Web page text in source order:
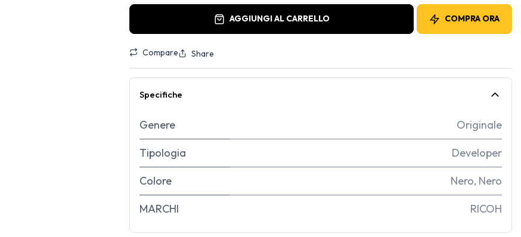
AGGIUNGI AL CARRELLO COMPRA ORA
Compare Share
Specifiche
Genere Originale
Tipologia Developer
Colore Nero, Nero
MARCHI RICOH